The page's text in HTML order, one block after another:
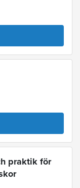
praktik för